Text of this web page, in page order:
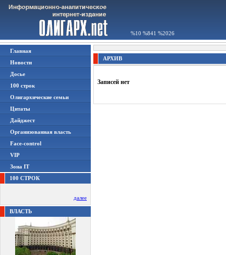
%10 %841 %2026
Главная
Новости
Досье
100 строк
Олигархические семьи
Цитаты
Дайджест
Организованная власть
Face-control
VIP
Зона IT
100 СТРОК
далее
ВЛАСТЬ
АРХИВ
Записей нет